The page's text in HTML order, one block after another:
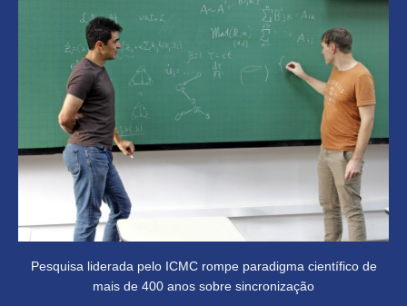
Pesquisa liderada pelo ICMC rompe paradigma científico de
mais de 400 anos sobre sincronização